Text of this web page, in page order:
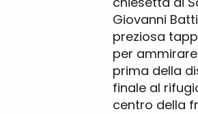
Giovanni
preziosa
per
prima della
finale al
centro della